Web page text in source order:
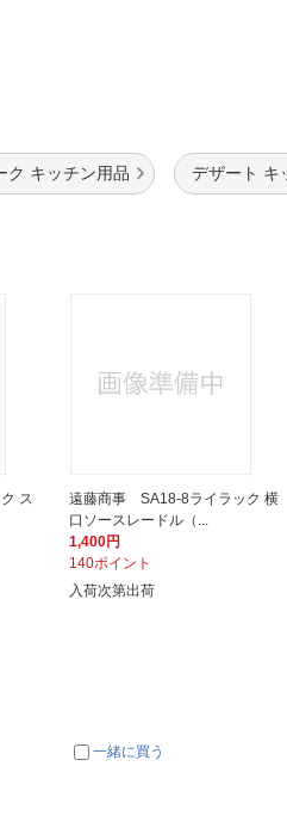
ク キッチン用品 デザート キ
ス
遠藤商事 SA18-8ライラック 横
口ソースレードル（...
1,400円
140ポイント
入荷次第出荷
一緒に買う